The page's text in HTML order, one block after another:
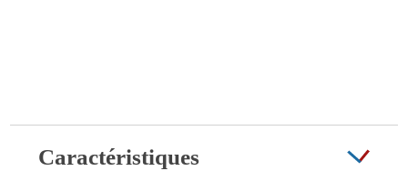
Caractéristiques